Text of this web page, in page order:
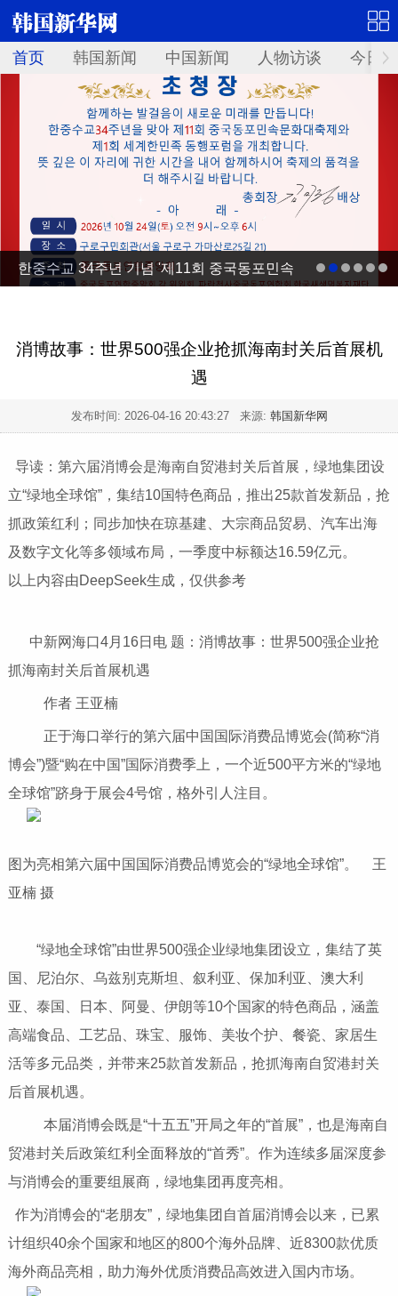
首页 韩国新闻 中国新闻 人物访谈 今日
한중수교 34주년 기념 '제11회 중국동포민속
消博故事：世界500强企业抢抓海南封关后首展机
遇
发布时间: 2026-04-16 20:43:27来源: 韩国新华网
导读：第六届消博会是海南自贸港封关后首展，绿地集团设
立“绿地全球馆”，集结10国特色商品，推出25款首发新品，抢
抓政策红利；同步加快在琼基建、大宗商品贸易、汽车出海
及数字文化等多领域布局，一季度中标额达16.59亿元。
以上内容由DeepSeek生成，仅供参考
中新网海口4月16日电 题：消博故事：世界500强企业抢
抓海南封关后首展机遇
作者 王亚楠
正于海口举行的第六届中国国际消费品博览会(简称“消
博会”)暨“购在中国”国际消费季上，一个近500平方米的“绿地
全球馆”跻身于展会4号馆，格外引人注目。
图为亮相第六届中国国际消费品博览会的“绿地全球馆”。 王
亚楠 摄
“绿地全球馆”由世界500强企业绿地集团设立，集结了英
国、尼泊尔、乌兹别克斯坦、叙利亚、保加利亚、澳大利
亚、泰国、日本、阿曼、伊朗等10个国家的特色商品，涵盖
高端食品、工艺品、珠宝、服饰、美妆个护、餐瓷、家居生
活等多元品类，并带来25款首发新品，抢抓海南自贸港封关
后首展机遇。
本届消博会既是“十五五”开局之年的“首展”，也是海南自
贸港封关后政策红利全面释放的“首秀”。作为连续多届深度参
与消博会的重要组展商，绿地集团再度亮相。
作为消博会的“老朋友”，绿地集团自首届消博会以来，已累
计组织40余个国家和地区的800个海外品牌、近8300款优质
海外商品亮相，助力海外优质消费品高效进入国内市场。